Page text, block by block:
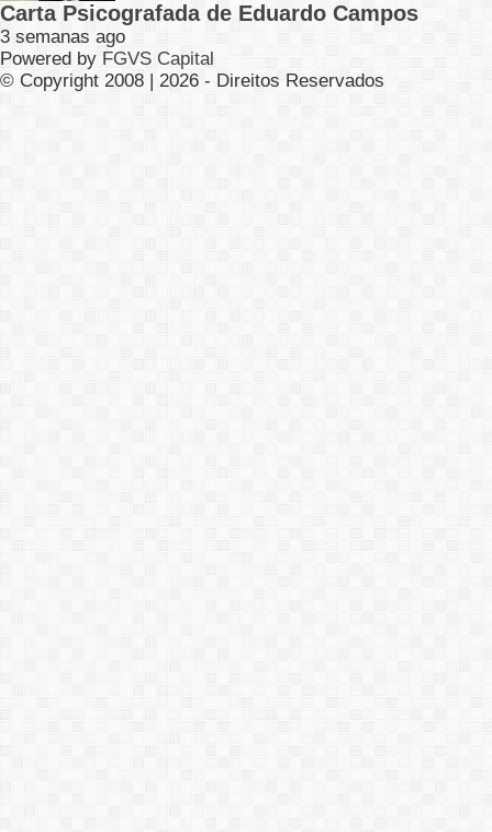
Carta Psicografada de Eduardo Campos
3 semanas ago
Powered by FGVS Capital
© Copyright 2008 | 2026 - Direitos Reservados